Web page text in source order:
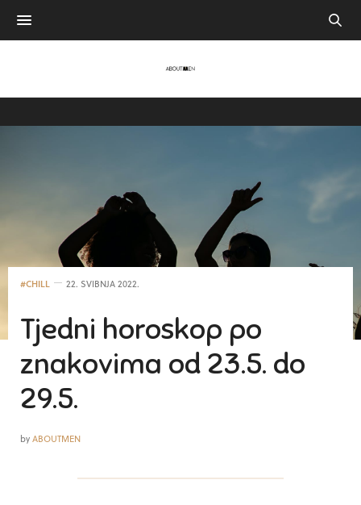
#CHILL 22. SVIBNJA 2022.
Tjedni horoskop po
znakovima od 23.5. do
29.5.
byABOUTMEN